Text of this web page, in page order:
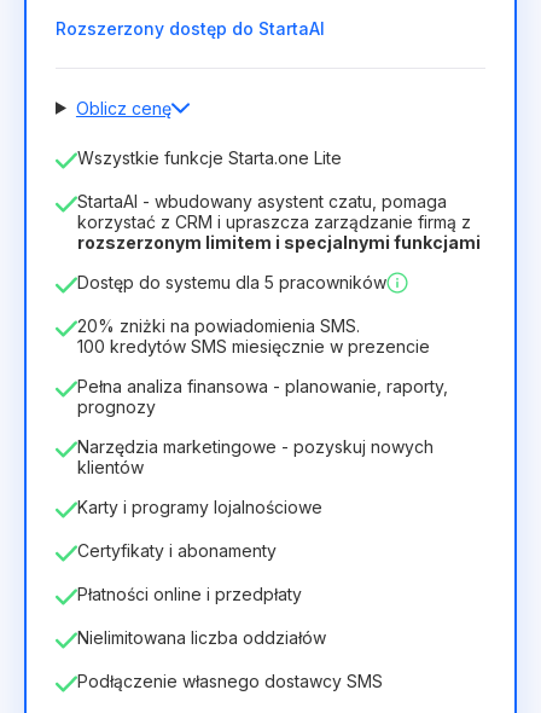
Rozszerzony dostęp do StartaAI
Oblicz cenę
Liczba pracowników
Czas trwania licencji
12 Months(zniżka -25%) Opłacalny
40zł28zł miesiąc
336zł za 12 Months
Wszystkie funkcje Starta.one Lite
StartaAI - wbudowany asystent czatu, pomaga
korzystać z CRM i upraszcza zarządzanie firmą z
rozszerzonym limitem i specjalnymi funkcjami
Dostęp do systemu dla 5 pracowników
20% zniżki na powiadomienia SMS.
100 kredytów SMS miesięcznie w prezencie
Pełna analiza finansowa - planowanie, raporty,
prognozy
Narzędzia marketingowe - pozyskuj nowych
klientów
Karty i programy lojalnościowe
Certyfikaty i abonamenty
Płatności online i przedpłaty
Nielimitowana liczba oddziałów
Podłączenie własnego dostawcy SMS